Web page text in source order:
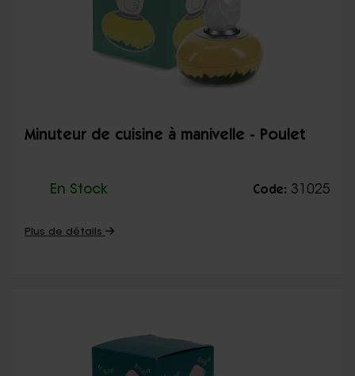
Minuteur de cuisine à manivelle - Poulet
En Stock Code: 31025
Plus de détails